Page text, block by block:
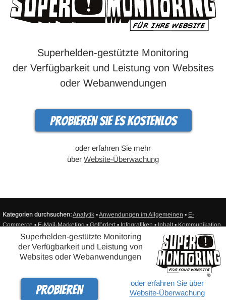
Superhelden-gestützte Monitoring
der Verfügbarkeit und Leistung von Websites
oder Webanwendungen
Probieren Sie es kostenlos
oder erfahren Sie mehr
über Website-Überwachung
Superhelden-gestützte Monitoring
der Verfügbarkeit und Leistung von
Websites oder Webanwendungen
Probieren
oder erfahren Sie über
Website-Überwachung
Kategorien durchsuchen:Analytik ▪Anwendungen im Allgemeinen ▪ E-
Commerce ▪ E-Mail-Marketing ▪ Gefördert ▪ Infografiken ▪ Inhalt ▪ Kommunikation
Produktivität▪Ressourcen▪SEO/SEM▪Sicherheit Sonstiges▪Soziale Medien
Umsatz▪ Unkategorisiert▪Web-Design▪Web-Entwicklung▪ Web-Hosting
Website-Überwachung▪Sitemap
© Super Monitoring - Website Verfügbarkeitsüberwachung - SITEIMPULSE ®
2010-2025 - Alle Rechte vorbehalten. | Datenschutzerklärung| Kontakt